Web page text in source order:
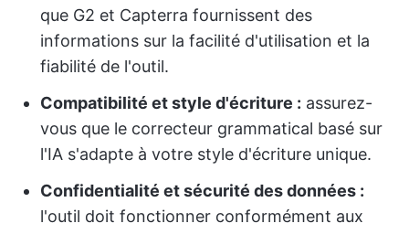
que G2 et Capterra fournissent des
informations sur la facilité d'utilisation et la
fiabilité de l'outil.
Compatibilité et style d'écriture : assurez-
vous que le correcteur grammatical basé sur
l'IA s'adapte à votre style d'écriture unique.
Confidentialité et sécurité des données :
l'outil doit fonctionner conformément aux